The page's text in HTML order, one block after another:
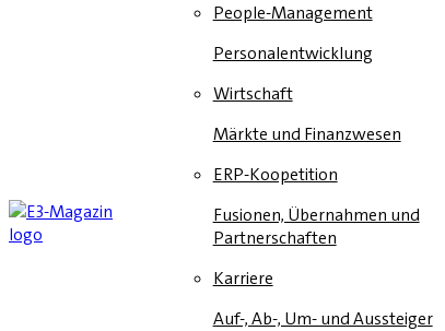
People-Management
Personalentwicklung
Wirtschaft
Märkte und Finanzwesen
ERP-Koopetition
Fusionen, Übernahmen und
Partnerschaften
Karriere
Auf-, Ab-, Um- und Aussteiger